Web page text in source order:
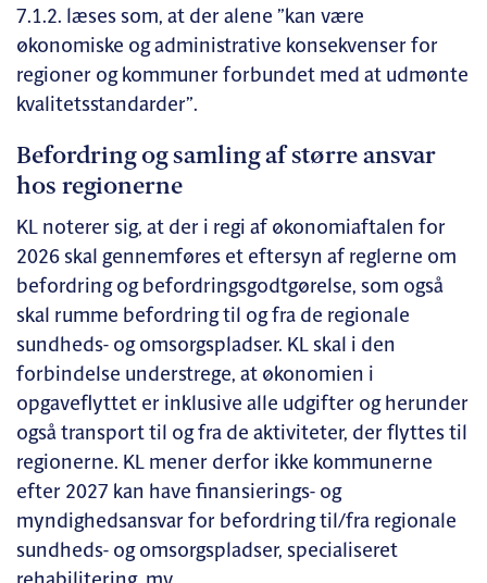
7.1.2. læses som, at der alene ”kan være
økonomiske og administrative konsekvenser for
regioner og kommuner forbundet med at udmønte
kvalitetsstandarder”.
Befordring og samling af større ansvar
hos regionerne
KL noterer sig, at der i regi af økonomiaftalen for
2026 skal gennemføres et eftersyn af reglerne om
befordring og befordringsgodtgørelse, som også
skal rumme befordring til og fra de regionale
sundheds- og omsorgspladser. KL skal i den
forbindelse understrege, at økonomien i
opgaveflyttet er inklusive alle udgifter og herunder
også transport til og fra de aktiviteter, der flyttes til
regionerne. KL mener derfor ikke kommunerne
efter 2027 kan have finansierings- og
myndighedsansvar for befordring til/fra regionale
sundheds- og omsorgspladser, specialiseret